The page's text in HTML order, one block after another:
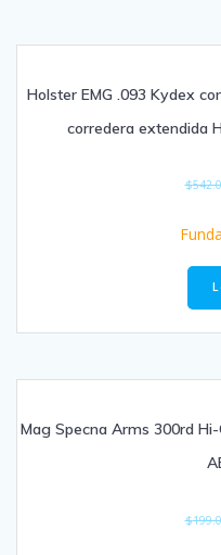
Holster EMG .093 Kydex
corredera extendida
$
Mag Specna Arms 300rd
$